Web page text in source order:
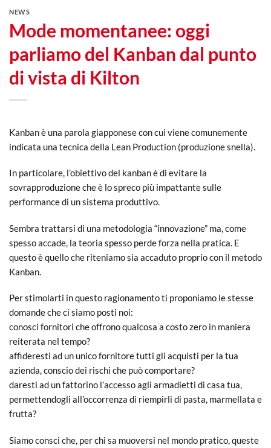
NEWS
Mode momentanee: oggi
parliamo del Kanban dal punto
di vista di Kilton
Kanban è una parola giapponese con cui viene comunemente
indicata una tecnica della Lean Production (produzione snella).
In particolare, l’obiettivo del kanban è di evitare la
sovrapproduzione che è lo spreco più impattante sulle
performance di un sistema produttivo.
Sembra trattarsi di una metodologia “innovazione” ma, come
spesso accade, la teoria spesso perde forza nella pratica. E
questo è quello che riteniamo sia accaduto proprio con il metodo
Kanban.
Per stimolarti in questo ragionamento ti proponiamo le stesse
domande che ci siamo posti noi:
conosci fornitori che offrono qualcosa a costo zero in maniera
reiterata nel tempo?
affideresti ad un unico fornitore tutti gli acquisti per la tua
azienda, conscio dei rischi che può comportare?
daresti ad un fattorino l’accesso agli armadietti di casa tua,
permettendogli all’occorrenza di riempirli di pasta, marmellata e
frutta?
Siamo consci che, per chi sa muoversi nel mondo pratico, queste